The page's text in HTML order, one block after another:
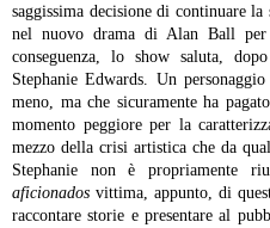
saggissima decisione di continuare
nel nuovo drama di Alan Ball
conseguenza, lo show saluta,
Stephanie Edwards. Un
meno, ma che sicuramente ha
momento peggiore per la
mezzo della crisi artistica che da
Stephanie non è propriamente
aficionadosvittima, appunto, di
raccontare storie e presentare al